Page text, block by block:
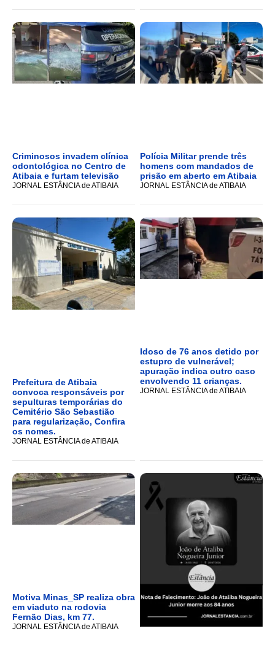
Criminosos invadem clínica
odontológica no Centro de
Atibaia e furtam televisão
JORNAL ESTÂNCIA de ATIBAIA
Polícia Militar prende três
homens com mandados de
prisão em aberto em Atibaia
JORNAL ESTÂNCIA de ATIBAIA
Prefeitura de Atibaia
convoca responsáveis por
sepulturas temporárias do
Cemitério São Sebastião
para regularização, Confira
os nomes.
JORNAL ESTÂNCIA de ATIBAIA
Idoso de 76 anos detido por
estupro de vulnerável;
apuração indica outro caso
envolvendo 11 crianças.
JORNAL ESTÂNCIA de ATIBAIA
Motiva Minas_SP realiza obra
em viaduto na rodovia
Fernão Dias, km 77.
JORNAL ESTÂNCIA de ATIBAIA